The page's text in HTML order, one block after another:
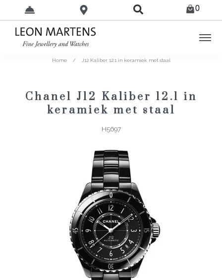
0
Home / J12 Kaliber 12.1 in keramiek met staal
Chanel J12 Kaliber 12.1 in
keramiek met staal
H5697